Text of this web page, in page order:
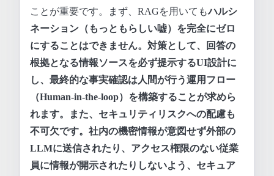
ことが重要です。まず、RAGを用いてもハルシ
ネーション（もっともらしい嘘） を完全にゼロ
にすることはできません。対策として、回答の
根拠となる情報ソースを必ず提示するUI設計に
し、最終的な事実確認は人間が行う運用フロー
（Human-in-the-loop）を構築することが求めら
れます。また、 セキュリティリスクへの配慮も
不可欠です。社内の機密情報が意図せず外部の
LLMに送信されたり、アクセス権限のない従業
員に情報が開示されたりしないよう、セキュア